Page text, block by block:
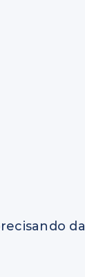
da